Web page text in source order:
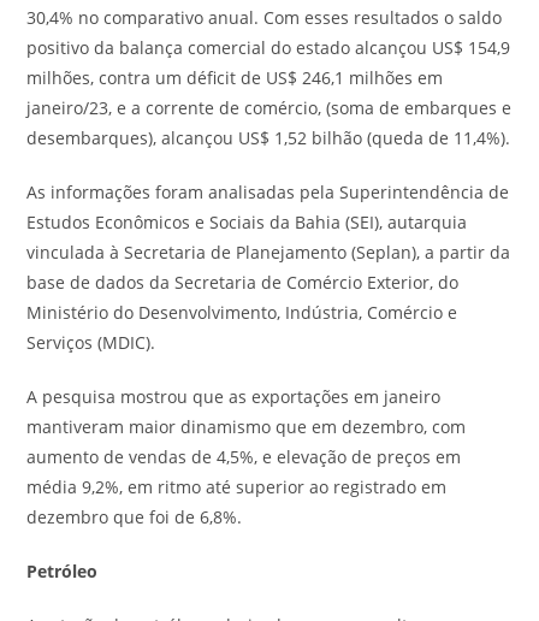
30,4% no comparativo anual. Com esses resultados o saldo
positivo da balança comercial do estado alcançou US$ 154,9
milhões, contra um déficit de US$ 246,1 milhões em
janeiro/23, e a corrente de comércio, (soma de embarques e
desembarques), alcançou US$ 1,52 bilhão (queda de 11,4%).
As informações foram analisadas pela Superintendência de
Estudos Econômicos e Sociais da Bahia (SEI), autarquia
vinculada à Secretaria de Planejamento (Seplan), a partir da
base de dados da Secretaria de Comércio Exterior, do
Ministério do Desenvolvimento, Indústria, Comércio e
Serviços (MDIC).
A pesquisa mostrou que as exportações em janeiro
mantiveram maior dinamismo que em dezembro, com
aumento de vendas de 4,5%, e elevação de preços em
média 9,2%, em ritmo até superior ao registrado em
dezembro que foi de 6,8%.
Petróleo